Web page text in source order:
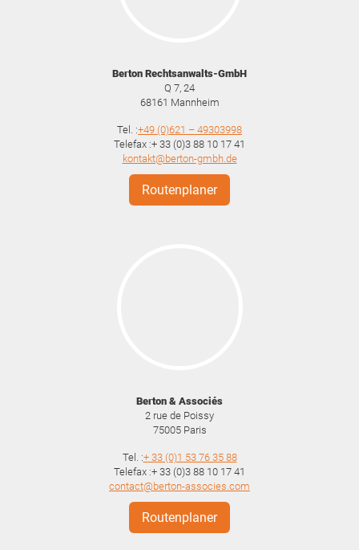
Berton Rechtsanwalts-GmbH
Q 7, 24
68161 Mannheim
Tel. :+49 (0)621 – 49303998
Telefax :+ 33 (0)3 88 10 17 41
kontakt@berton-gmbh.de
Routenplaner
Berton & Associés
2 rue de Poissy
75005 Paris
Tel. :+ 33 (0)1 53 76 35 88
Telefax :+ 33 (0)3 88 10 17 41
contact@berton-associes.com
Routenplaner